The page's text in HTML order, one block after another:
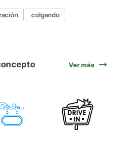
colgando
Ver más